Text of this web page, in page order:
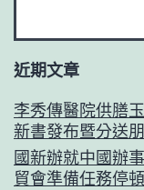
近期文章
李秀傳醫院供膳
新書發布暨分送
國新辦就中國辦
貿會準備任務停